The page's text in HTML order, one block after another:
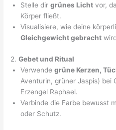
Stelle dirgrünes Licht vor,
Körper fließt.
Visualisiere, wie deine
Gleichgewicht gebracht
2.Gebet und Ritual
Verwendegrüne Kerzen,
Aventurin, grüner Jaspis) bei
Erzengel Raphael.
Verbinde die Farbe bewusst
oder Schutz.